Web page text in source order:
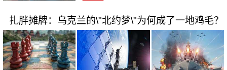
扎胖摊牌：乌克兰的\"北约梦\"为何成了一地鸡毛？